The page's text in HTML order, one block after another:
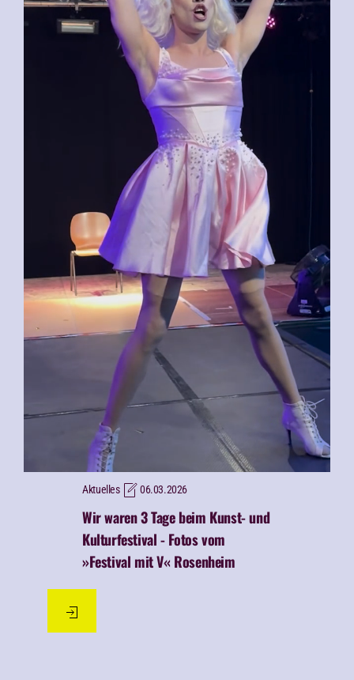
Aktuelles 06.03.2026
Wir waren 3 Tage beim Kunst- und
Kulturfestival - Fotos vom
»Festival mit V« Rosenheim